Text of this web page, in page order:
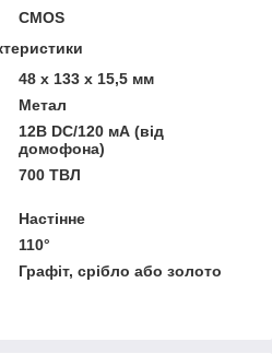
CMOS
48 х 133 х 15,5 мм
Метал
12В DC/120 мА (від
домофона)
700 ТВЛ
Настінне
110°
Графіт, срібло або золото